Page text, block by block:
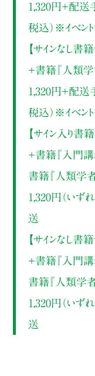
1,320円＋配送
税込）※イベン
【サインなし書
＋書籍『人類学
1,320円＋配送
税込）※イベン
【サイン入り書
＋書籍『入門講
書籍『人類学
1,320円（いず
送
【サインなし書
＋書籍『入門講
書籍『人類学
1,320円（いず
送